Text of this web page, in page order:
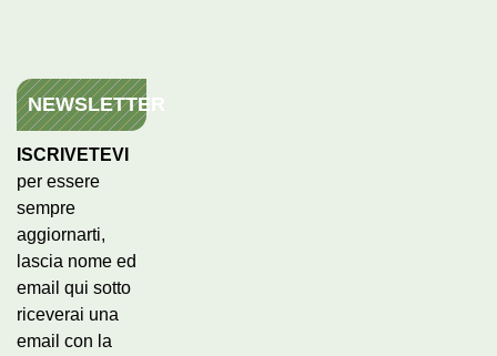
NEWSLETTER
ISCRIVETEVI
per essere
sempre
aggiornarti,
lascia nome ed
email qui sotto
riceverai una
email con la